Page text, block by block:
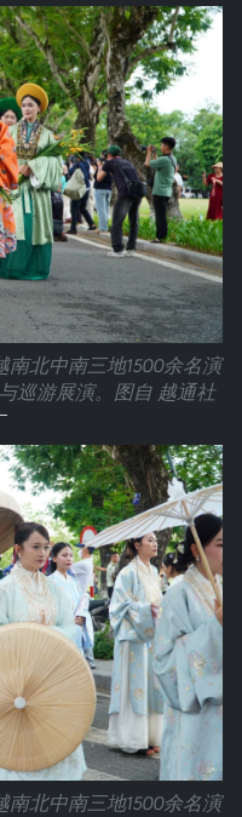
南北中南三地1500余名演
巡游展演。图自 越通社
南北中南三地1500余名演